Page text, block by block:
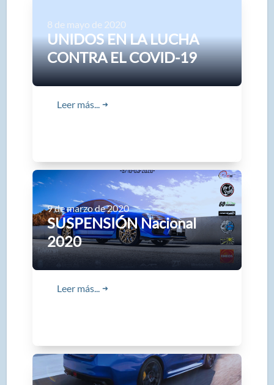
UNIDOS EN LA LUCHA
CONTRA EL COVID-19
8 de mayo de 2020
Leer más... ➜
SUSPENSIÓN Nacional
2020
9 de marzo de 2020
Leer más... ➜